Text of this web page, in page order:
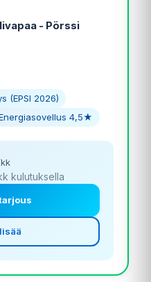
- Pörssi
(EPSI 2026)
4,5★
kulutuksella